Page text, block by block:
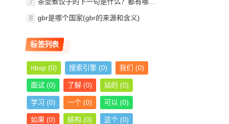
gbr是哪个国家(gbr的来源和含义)
标签列表
nbsp (0) 搜索引擎 (0) 我们 (0)
面试 (0) 了解 (0) 站的 (0)
学习 (0) 一个 (0) 可以 (0)
如果 (0) 结构 (0) 这个 (0)